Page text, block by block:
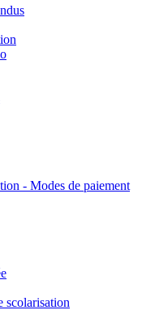
- Modes de paiement
scolarisation